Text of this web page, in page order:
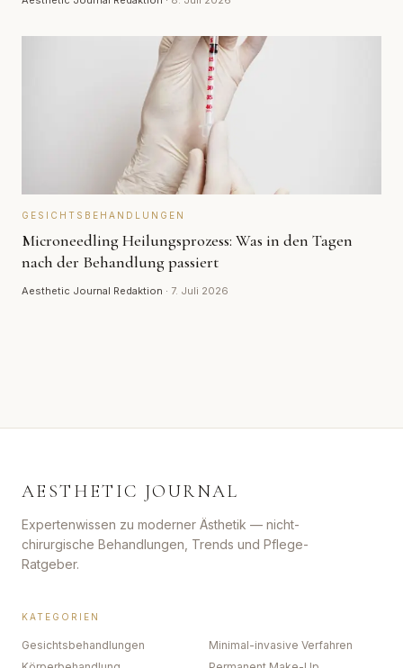
GESICHTSBEHANDLUNGEN
Microneedling Heilungsprozess: Was in den Tagen
nach der Behandlung passiert
Aesthetic Journal Redaktion · 7. Juli 2026
AESTHETIC JOURNAL
Expertenwissen zu moderner Ästhetik — nicht-
chirurgische Behandlungen, Trends und Pflege-
Ratgeber.
KATEGORIEN
Gesichtsbehandlungen
Minimal-invasive Verfahren